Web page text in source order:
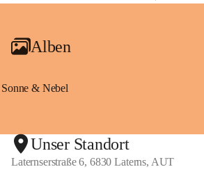
Alben
Sonne & Nebel
Unser Standort
Laternserstraße 6, 6830 Laterns, AUT